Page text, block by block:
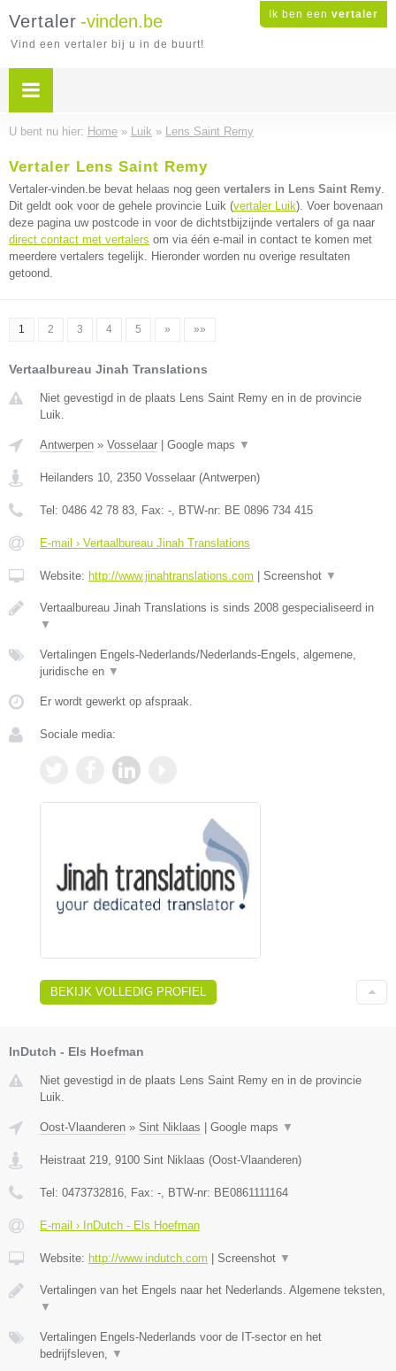
Ik ben een vertaler
Vertaler -vinden.be
Vind een vertaler bij u in de buurt!
U bent nu hier: Home » Luik » Lens Saint Remy
Vertaler Lens Saint Remy
Vertaler-vinden.be bevat helaas nog geen vertalers in Lens Saint Remy.
Dit geldt ook voor de gehele provincie Luik (vertaler Luik). Voer bovenaan
deze pagina uw postcode in voor de dichtstbijzijnde vertalers of ga naar
direct contact met vertalers om via één e-mail in contact te komen met
meerdere vertalers tegelijk. Hieronder worden nu overige resultaten
getoond.
1 2 3 4 5 » »»
Vertaalbureau Jinah Translations
Niet gevestigd in de plaats Lens Saint Remy en in de provincie
Luik.
Antwerpen » Vosselaar Google maps ▼
Heilanders 10, 2350 Vosselaar (Antwerpen)
Tel: 0486 42 78 83, Fax: -, BTW-nr: BE 0896 734 415
E-mail › Vertaalbureau Jinah Translations
Website: http://www.jinahtranslations.com Screenshot ▼
Vertaalbureau Jinah Translations is sinds 2008 gespecialiseerd in
▼
Vertalingen Engels-Nederlands/Nederlands-Engels, algemene,
juridische en ▼
Er wordt gewerkt op afspraak.
Sociale media:
BEKIJK VOLLEDIG PROFIEL
InDutch - Els Hoefman
Niet gevestigd in de plaats Lens Saint Remy en in de provincie
Luik.
Oost-Vlaanderen » Sint Niklaas | Google maps ▼
Heistraat 219 9100 Sint Niklaas (Oost-Vlaanderen)
Tel: 0473732816 , Fax: - , BTW-nr: BE0861111164
E-mail › InDutch - Els Hoefman
Website: http://www.indutch.com | Screenshot ▼
Vertalingen van het Engels naar het Nederlands. Algemene teksten,
▼
Vertalingen Engels-Nederlands voor de IT-sector en het
bedrijfsleven,
▼